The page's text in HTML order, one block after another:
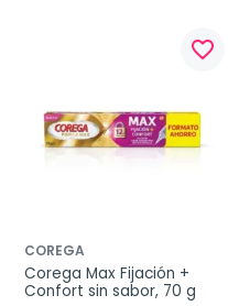
favorite_border
COREGA
Corega Max Fijación +
Confort sin sabor, 70 g